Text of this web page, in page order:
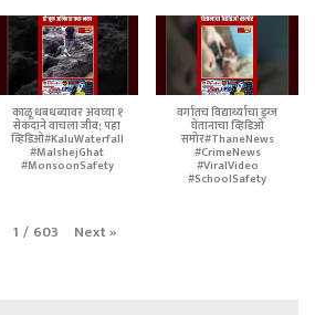
काळू धबधब्यावर अवघ्या १
सेकंदाने वाचला जीव; पहा
व्हिडिओ#KaluWaterfall
#MalshejGhat
#MonsoonSafety
वर्गातच विद्यार्थ्याचा ड्रग्ज
घेतानाचा व्हिडिओ
समोर#ThaneNews
#CrimeNews
#ViralVideo
#SchoolSafety
1 / 603 Next»